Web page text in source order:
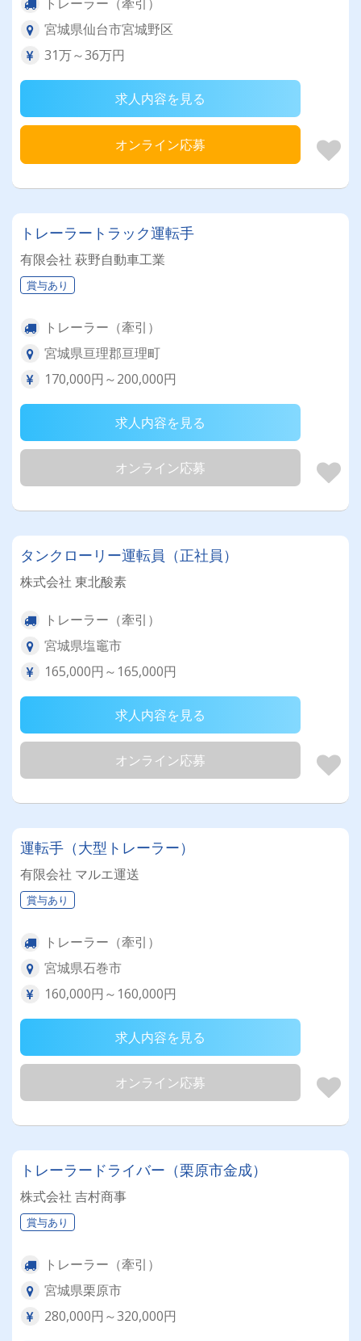
宮城県仙台市宮城野区
31万～36万円
求人内容を見る
オンライン応募
トレーラートラック運転手
有限会社 萩野自動車工業
賞与あり
トレーラー（牽引）
宮城県亘理郡亘理町
170,000円～200,000円
求人内容を見る
オンライン応募
タンクローリー運転員（正社員）
株式会社 東北酸素
トレーラー（牽引）
宮城県塩竈市
165,000円～165,000円
求人内容を見る
オンライン応募
運転手（大型トレーラー）
有限会社 マルエ運送
賞与あり
トレーラー（牽引）
宮城県石巻市
160,000円～160,000円
求人内容を見る
オンライン応募
トレーラードライバー（栗原市金成）
株式会社 吉村商事
賞与あり
トレーラー（牽引）
宮城県栗原市
280,000円～320,000円